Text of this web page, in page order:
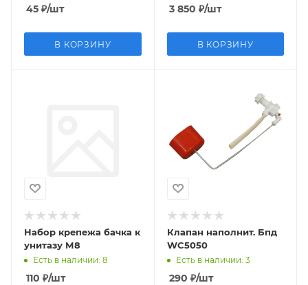
45 ₽/шт
В КОРЗИНУ
3 850 ₽/шт
В КОРЗИНУ
Набор крепежа бачка к
унитазу М8
Есть в наличии: 8
110 ₽/шт
Клапан наполнит. Бпд
WC5050
Есть в наличии: 3
290 ₽/шт